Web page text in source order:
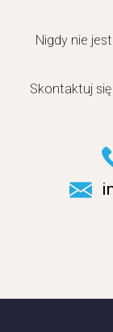
Nigdy nie
Skontaktuj